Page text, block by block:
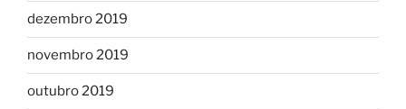
dezembro 2019
novembro 2019
outubro 2019